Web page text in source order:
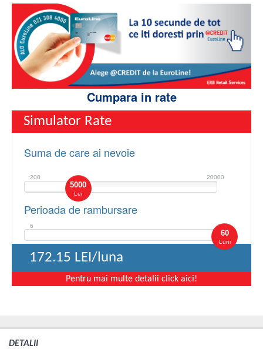
Cumpara in rate
Simulator Rate
Suma de care ai nevoie
5000
Lei
200 20000
Perioada de rambursare
60
Luni
6 60
172.15 LEI/luna
Pentru mai multe detalii click aici!
DETALII